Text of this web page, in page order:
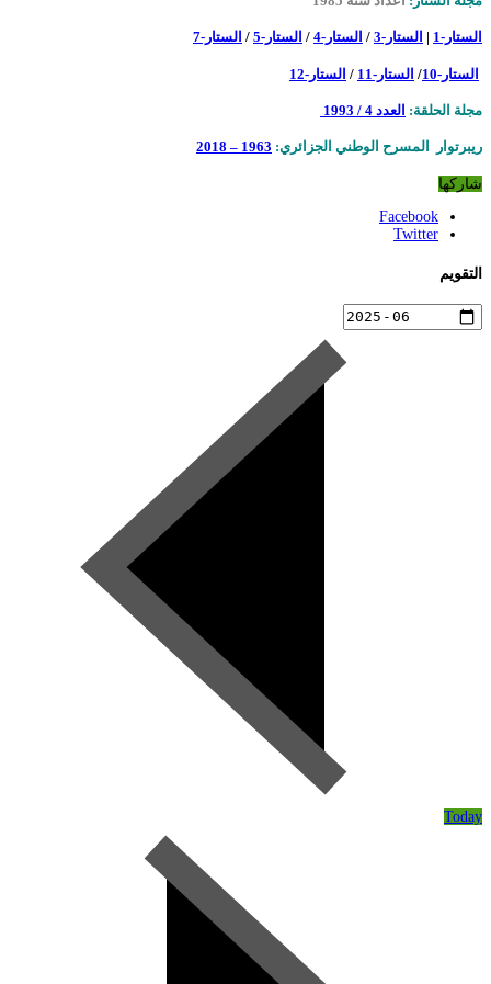
الستار-1 | الستار-3 / الستار-4 / الستار-5 / الستار-7
الستار-10 / الستار-11 / الستار-12
مجلة الحلقة: العدد
ريبرتوار المسرح الوطني الجزائري: 1963 – 2018
شاركها
Facebook
Twitter
التقويم
Today